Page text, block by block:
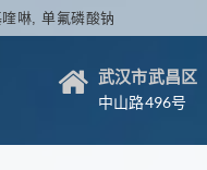
啉, 单氟磷酸钠
武汉市武昌区
中山路496号